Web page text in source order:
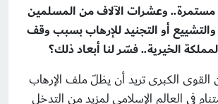
مستمرة.. وعشرات الآلاف من المسلمين
والتشييع أو التجنيد للإرهاب بسبب وقف
الخيرية.. فسّر لنا أبعاد ذلك؟
القوى الكبرى تريد أن يظلّ ملف الإرهاب
في العالم الإسلامي لمزيد من التدخل